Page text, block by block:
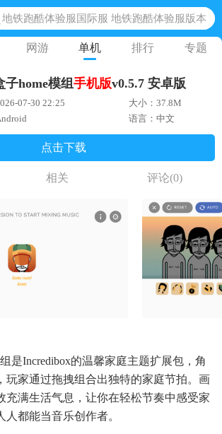
地铁跑酷体验服国际服 地铁跑酷体验服版本
网易光遇手游正版 点亮星空共庆周年
黎明觉醒生机腾讯正版 黎明觉醒生机国际服
蛋仔派对下载 蛋仔派对体验服
奥特曼王者传奇 正版奥特曼游戏
网游 单机 排行 专题
子home模组手机版v0.5.7 安卓版
07-30 22:25
大小：37.8M
语言：中文
点击下载
相关 评论(0)
是Incredibox的温馨家庭主题扩展包，角
玩家通过拖拽组合出独特的家庭节拍。画
充满生活气息，让你在轻松节奏中感受家
人都能当音乐创作者。